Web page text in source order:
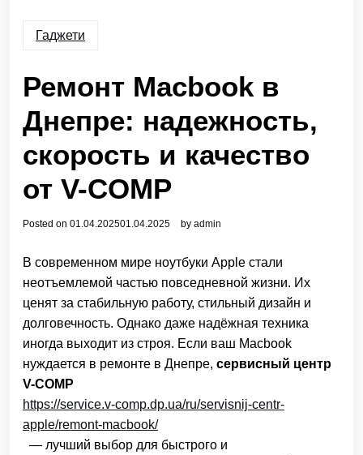
Гаджети
Ремонт Macbook в
Днепре: надежность,
скорость и качество
от V-COMP
Posted on 01.04.202501.04.2025 by admin
В современном мире ноутбуки Apple стали
неотъемлемой частью повседневной жизни. Их
ценят за стабильную работу, стильный дизайн и
долговечность. Однако даже надёжная техника
иногда выходит из строя. Если ваш Macbook
нуждается в ремонте в Днепре, сервисный центр
V-COMP
https://service.v-comp.dp.ua/ru/servisnij-centr-
apple/remont-macbook/
— лучший выбор для быстрого и